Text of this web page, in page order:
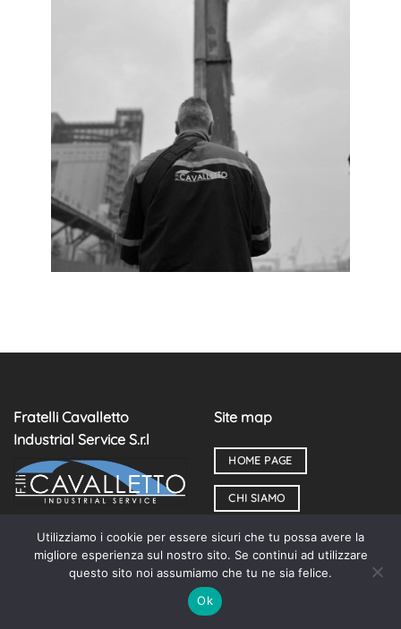
Fratelli Cavalletto
Industrial Service S.r.l
P.iva: 04613590274
Via Elettricità 22 A/B –
30175 – Marghera (Ve)
Site map
HOME PAGE
CHI SIAMO
SERVIZI E LAVORAZIONI
CARPENTERIA E
Utilizziamo i cookie per essere sicuri che tu possa avere la
migliore esperienza sul nostro sito. Se continui ad utilizzare
questo sito noi assumiamo che tu ne sia felice.
Ok